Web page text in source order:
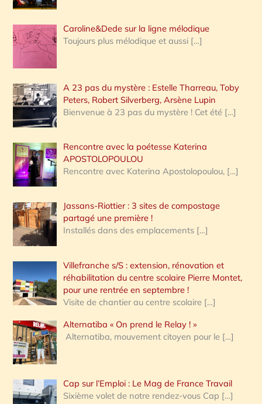
Caroline&Dede sur la ligne mélodique
Toujours plus mélodique et aussi […]
A 23 pas du mystère : Estelle Tharreau, Toby
Peters, Robert Silverberg, Arsène Lupin
Bienvenue à 23 pas du mystère ! Cet été […]
Rencontre avec la poétesse Katerina
APOSTOLOPOULOU
Rencontre avec Katerina Apostolopoulou, […]
Jassans-Riottier : 3 sites de compostage
partagé une première !
Installés dans des emplacements […]
Villefranche s/S : extension, rénovation et
réhabilitation du centre scolaire Pierre Montet,
pour une rentrée en septembre !
Visite de chantier au centre scolaire […]
Alternatiba « On prend le Relay ! »
Alternatiba, mouvement citoyen pour le […]
Cap sur l’Emploi : Le Mag de France Travail
Sixième volet de notre rendez-vous Cap […]